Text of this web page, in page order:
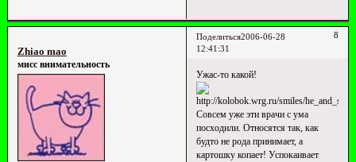
Поделиться 8
2006-06-28
12:41:31
Zhiao mao
мисс внимательность
Ужас-то какой!
Совсем уже эти врачи с ума
посходили. Относятся так, как
будто не рода принимает, а
картошку копает! Успокаивает